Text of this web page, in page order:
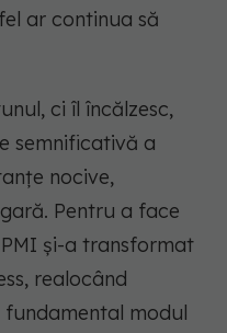
ar continua să
ci îl încălzesc,
semnificativă a
nocive,
. Pentru a face
și-a transformat
realocând
fundamental modul